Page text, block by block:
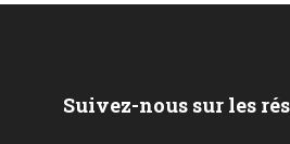
Suivez-nous sur les